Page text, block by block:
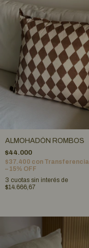
ALMOHADÓN ROMBOS
$44.000
$37.400 con Transferencia
– 15% OFF
3 cuotas sin interés de
$14.666,67